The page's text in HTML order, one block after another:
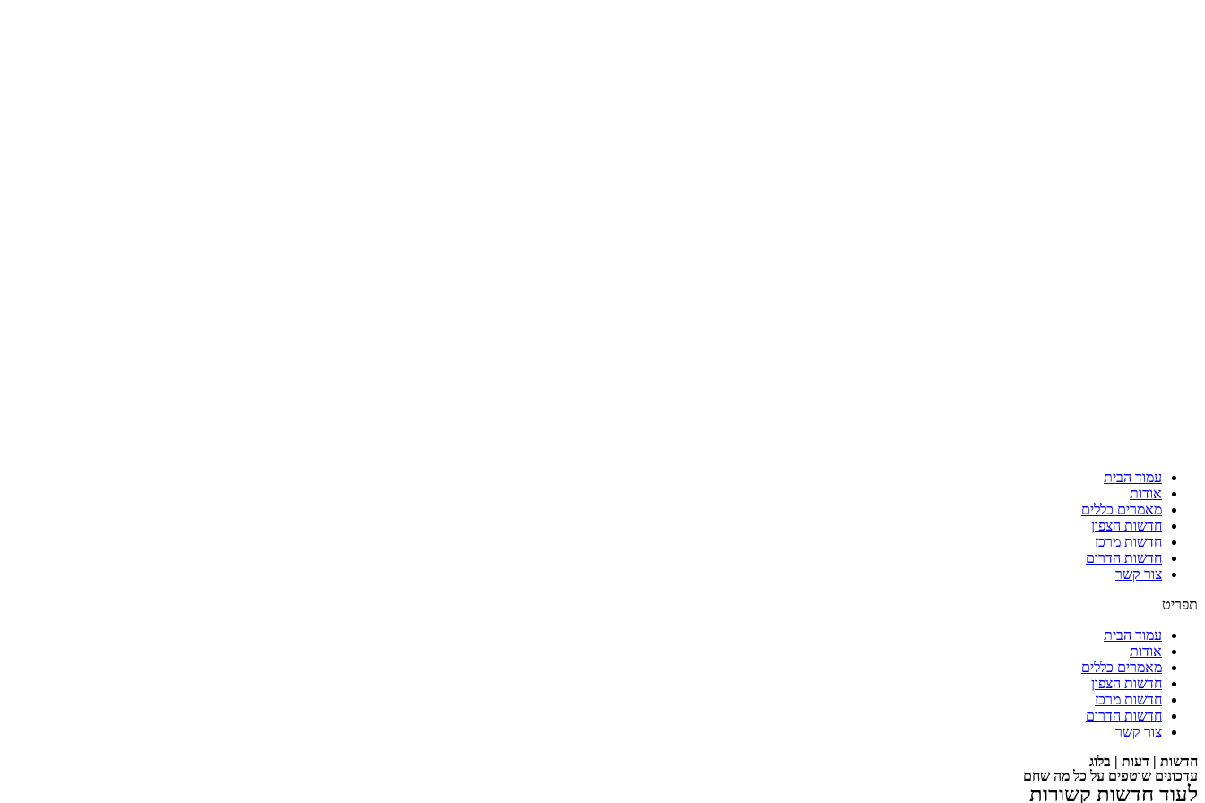
עמוד הבית
אודות
מאמרים כללים
חדשות הצפון
חדשות מרכז
חדשות הדרום
צור קשר
תפריט
עמוד הבית
אודות
מאמרים כללים
חדשות הצפון
חדשות מרכז
חדשות הדרום
צור קשר
חדשות | דעות | בלוג
עדכונים שוטפים על כל מה שחם
לעוד חדשות קשורות